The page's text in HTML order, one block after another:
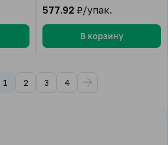
577.92 ₽/упак.
В корзину
1 2 3 4